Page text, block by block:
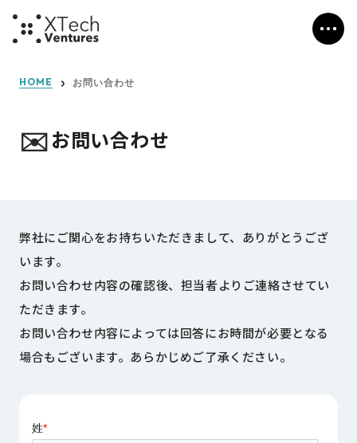
HOME お問い合わせ
✉️お問い合わせ
弊社にご関心をお持ちいただきまして、ありがとうござ
います。
お問い合わせ内容の確認後、担当者よりご連絡させてい
ただきます。
お問い合わせ内容によっては回答にお時間が必要となる
場合もございます。あらかじめご了承ください。